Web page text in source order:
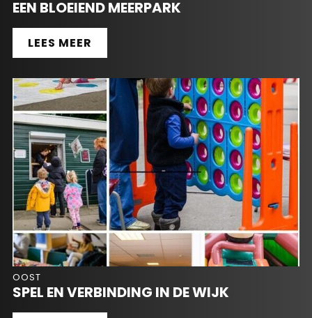
EEN BLOEIEND MEERPARK
LEES MEER
OOST
SPEL EN VERBINDING IN DE WIJK